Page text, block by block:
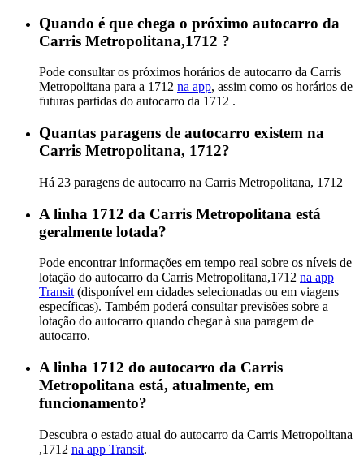
Quando é que chega o próximo autocarro da
Carris Metropolitana,1712 ?
Pode consultar os próximos horários de autocarro da Carris
Metropolitana para a 1712 na app, assim como os horários de
futuras partidas do autocarro da 1712 .
Quantas paragens de autocarro existem na
Carris Metropolitana, 1712?
Há 23 paragens de autocarro na Carris Metropolitana, 1712
A linha 1712 da Carris Metropolitana está
geralmente lotada?
Pode encontrar informações em tempo real sobre os níveis de
lotação do autocarro da Carris Metropolitana,1712 na app
Transit (disponível em cidades selecionadas ou em viagens
específicas). Também poderá consultar previsões sobre a
lotação do autocarro quando chegar à sua paragem de
autocarro.
A linha 1712 do autocarro da Carris
Metropolitana está, atualmente, em
funcionamento?
Descubra o estado atual do autocarro da Carris Metropolitana
,1712 na app Transit.